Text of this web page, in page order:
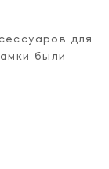
для
были